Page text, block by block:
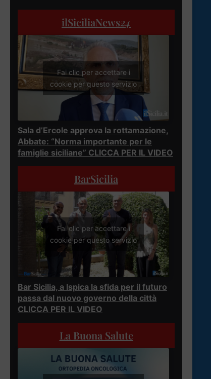
ilSiciliaNews24
Fai clic per accettare i
cookie per questo servizio
Sala d’Ercole approva la rottamazione,
Abbate: “Norma importante per le
famiglie siciliane” CLICCA PER IL VIDEO
BarSicilia
Fai clic per accettare i
cookie per questo servizio
Bar Sicilia, a Ispica la sfida per il futuro
passa dal nuovo governo della città
CLICCA PER IL VIDEO
La Buona Salute